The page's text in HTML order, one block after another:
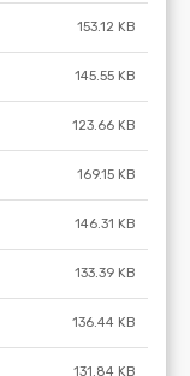
153.12 KB
145.55 KB
123.66 KB
169.15 KB
146.31 KB
133.39 KB
136.44 KB
131.84 KB